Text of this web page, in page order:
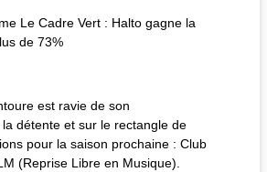
Le Cadre Vert : Halto gagne la
de 73%
est ravie de son
détente et sur le rectangle de
pour la saison prochaine : Club
(Reprise Libre en Musique).